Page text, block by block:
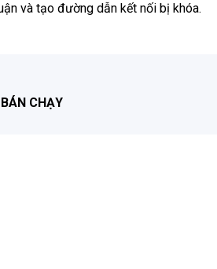
và tạo đường dẫn kết nối bị khóa.
CHẠY